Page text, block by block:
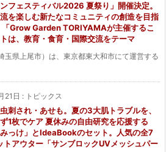
ンフェスティバル2026 夏祭り」開催決定。
を楽しむ新たなコミュニティの創造を目指
「Grow Garden TORIYAMAが主催するこ
は、教育・食育・国際交流をテーマ
玉県上尾市）は、東京都東大和市にて運営する
21日 : トピックス
刺され・あせも。夏の3大肌トラブルを、
1枚でケア 夏休みの自由研究を応援する
みっけ」とIdeaBookのセット。人気の全7
トアウター「サンブロックUVメッシュパー